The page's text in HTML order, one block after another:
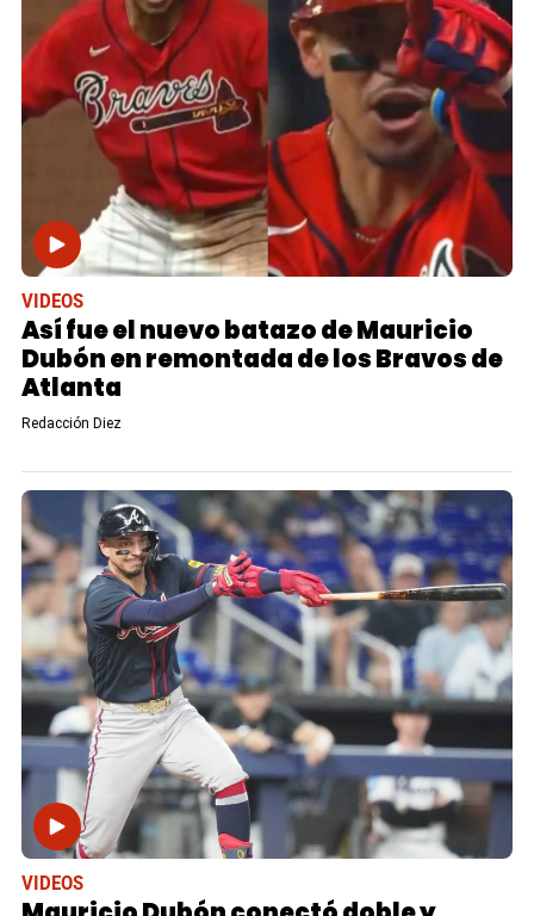
VIDEOS
Así fue el nuevo batazo de Mauricio
Dubón en remontada de los Bravos de
Atlanta
Redacción Diez
VIDEOS